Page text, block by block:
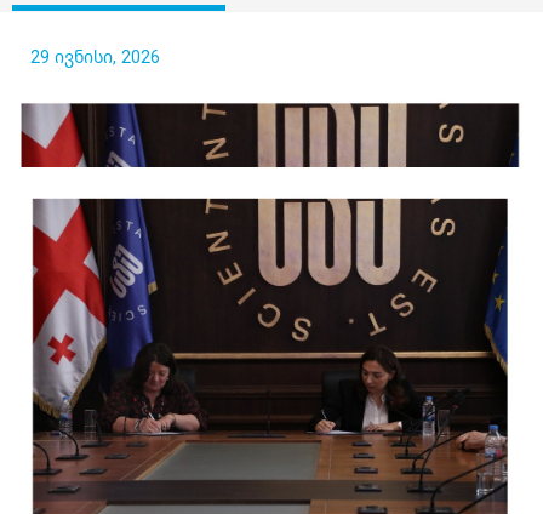
29 ივნისი, 2026